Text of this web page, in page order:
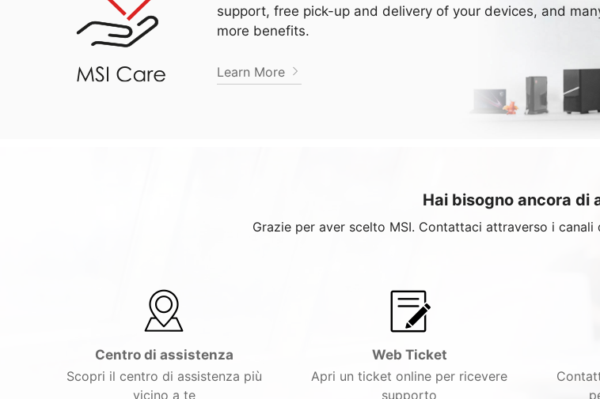
support, free pick-up and delivery of your devices, and
more benefits.
Learn More
Hai bisogno ancora di
Grazie per aver scelto MSI. Contattaci attraverso i
Centro di assistenza
Scopri il centro di assistenza più
vicino a te
Web Ticket
Apri un ticket online per ricevere
supporto